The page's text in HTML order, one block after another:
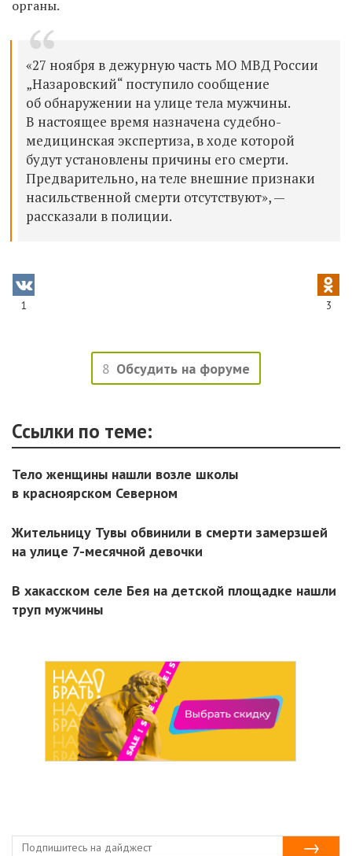
органы.
«27 ноября в дежурную часть МО МВД России
„Назаровский“ поступило сообщение
об обнаружении на улице тела мужчины.
В настоящее время назначена судебно-
медицинская экспертиза, в ходе которой
будут установлены причины его смерти.
Предварительно, на теле внешние признаки
насильственной смерти отсутствуют», —
рассказали в полиции.
1 3
8 Обсудить на форуме
Ссылки по теме:
Тело женщины нашли возле школы
в красноярском Северном
Жительницу Тувы обвинили в смерти замерзшей
на улице 7-месячной девочки
В хакасском селе Бея на детской площадке нашли
труп мужчины